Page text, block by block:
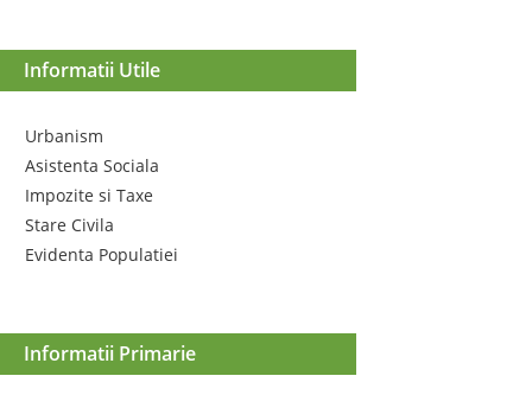
Informatii Utile
Urbanism
Asistenta Sociala
Impozite si Taxe
Stare Civila
Evidenta Populatiei
Informatii Primarie